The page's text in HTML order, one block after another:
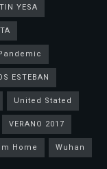
YESA
ESTEBAN
United Stated
VERANO 2017
Home Wuhan